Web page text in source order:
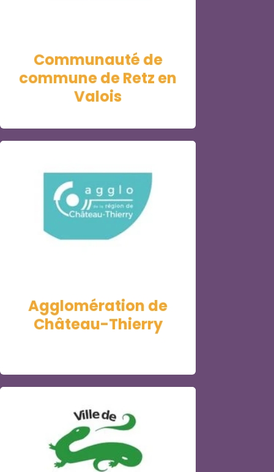
Communauté de
commune de Retz en
Valois
Agglomération de
Château-Thierry